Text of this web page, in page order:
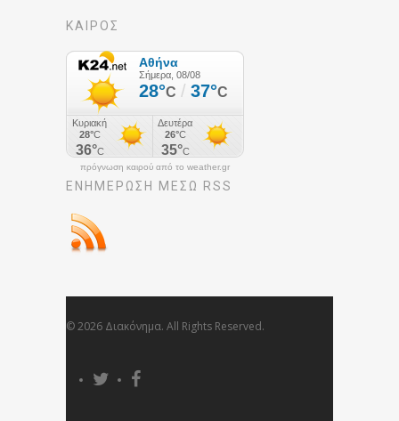
ΚΑΙΡΟΣ
πρόγνωση καιρού από το weather.gr
ΕΝΗΜΈΡΩΣΉ ΜΕΣΩ RSS
© 2026 Διακόνημα. All Rights Reserved.